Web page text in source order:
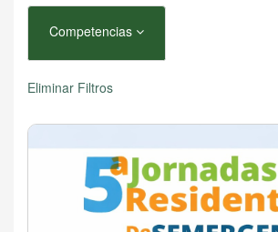
Competencias
Eliminar Filtros